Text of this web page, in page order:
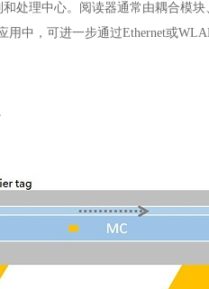
和处理中心。阅读器通常由耦合模
用中，可进一步通过Ethernet或